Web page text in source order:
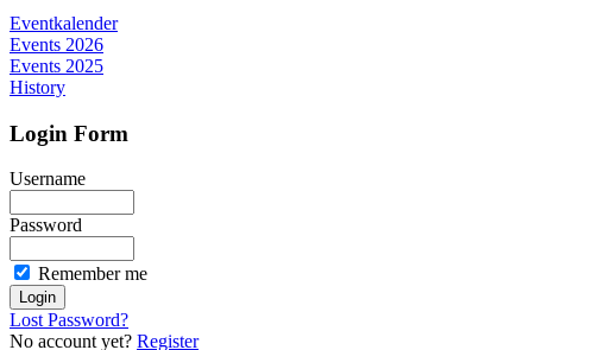
Eventkalender
Events 2026
Events 2025
History
Login Form
Username
Password
Remember me
Lost Password?
No account yet? Register